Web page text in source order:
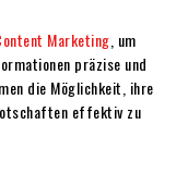
Marketing , um
präzise und
die Möglichkeit, ihre
effektiv zu